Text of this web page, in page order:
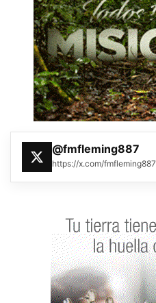
@fmfleming887
https://x.com/fmfleming887